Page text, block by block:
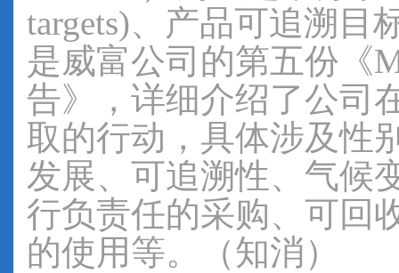
targets)、产品可追溯目
是威富公司的第五份《
告》，详细介绍了公司
取的行动，具体涉及性
发展、可追溯性、气候
行负责任的采购、可回
的使用等。（知消）